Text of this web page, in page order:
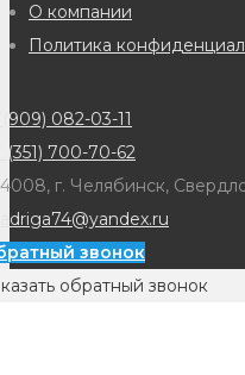
О компании
Политика
082-03-11
(351) 700-70-62
г. Челябинск,
звонок
обратный звонок